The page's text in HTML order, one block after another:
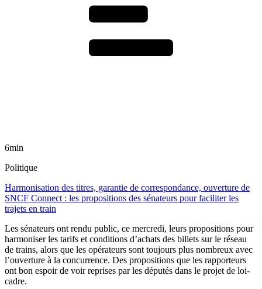
6min
Politique
Harmonisation des titres, garantie de correspondance, ouverture de
SNCF Connect : les propositions des sénateurs pour faciliter les
trajets en train
Les sénateurs ont rendu public, ce mercredi, leurs propositions pour
harmoniser les tarifs et conditions d’achats des billets sur le réseau
de trains, alors que les opérateurs sont toujours plus nombreux avec
l’ouverture à la concurrence. Des propositions que les rapporteurs
ont bon espoir de voir reprises par les députés dans le projet de loi-
cadre.